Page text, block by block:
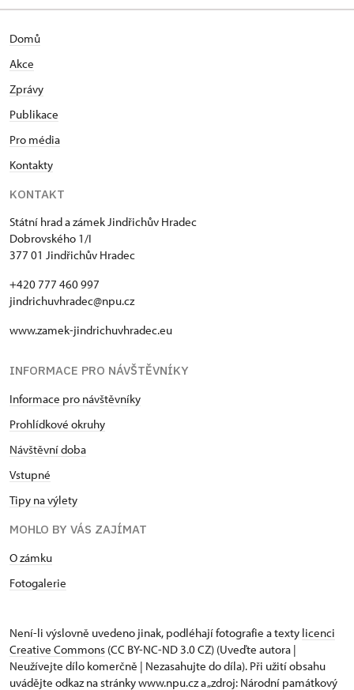
Domů
Akce
Zprávy
Publikace
Pro média
Kontakty
KONTAKT
Státní hrad a zámek Jindřichův Hradec
Dobrovského 1/I
377 01 Jindřichův Hradec
+420 777 460 997
jindrichuvhradec@npu.cz
www.zamek-jindrichuvhradec.eu
INFORMACE PRO NÁVŠTĚVNÍKY
Informace pro návštěvníky
Prohlídkové okruhy
Návštěvní doba
Vstupné
Tipy na výlety
MOHLO BY VÁS ZAJÍMAT
O zámku
Fotogalerie
Není-li výslovně uvedeno jinak, podléhají fotografie a texty licenci
Creative Commons (CC BY-NC-ND 3.0 CZ) (Uveďte autora |
Neužívejte dílo komerčně | Nezasahujte do díla). Při užití obsahu
uvádějte odkaz na stránky www.npu.cz a „zdroj: Národní památkový